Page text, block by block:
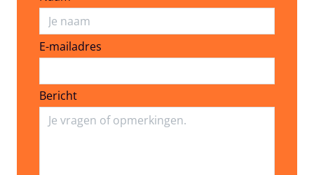
E-mailadres
E-mailadres
Bericht